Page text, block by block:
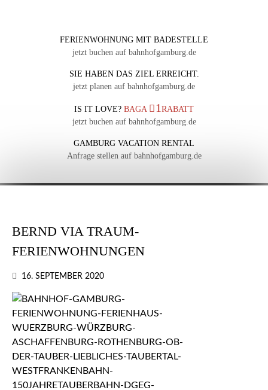
FERIENWOHNUNG MIT BADESTELLE
jetzt buchen auf bahnhofgamburg.de
SIE HABEN DAS ZIEL ERREICHT.
jetzt planen auf bahnhofgamburg.de
IS IT LOVE?BAGA 1 RABATT
jetzt buchen auf bahnhofgamburg.de
GAMBURG VACATION RENTAL
Anfrage stellen auf bahnhofgamburg.de
BERND VIA TRAUM-
FERIENWOHNUNGEN
16. SEPTEMBER 2020